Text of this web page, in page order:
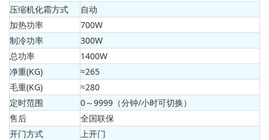
压缩机化霜方式
自动
加热功率
700W
制冷功率
300W
总功率
1400W
净重(KG)
≈265
毛重(KG)
≈280
定时范围
0～9999（分钟/小时可切换）
售后
全国联保
开门方式
上开门